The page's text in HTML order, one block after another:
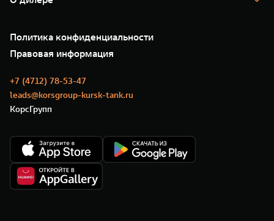
Зарядные станции
Новые цифровые сервисы TANK
Сервис
Нулевое ТО
Моторные масла
35 лет GWM
GWM ТЕХ ДЕНЬ
Новости
Политика конфиденциальности
Правовая информация
+7 (4712) 78-53-47
leads@korsgroup-kursk-tank.ru
КорсГрупп